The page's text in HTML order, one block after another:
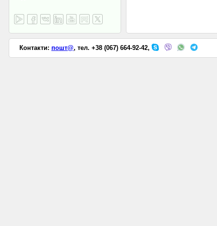
Контакти: пошт@, тел. +38 (067) 664-92-42,